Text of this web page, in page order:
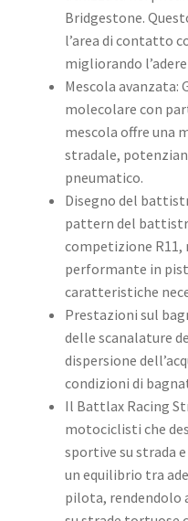
Bridgestone.
l’area di contatto
migliorando
Mescola avanzata:
molecolare con
mescola offre una
stradale,
pneumatico. ​
Disegno del
pattern del
competizione R11,
performante in
caratteristiche
Prestazioni sul
delle scanalature
dispersione
condizioni di
Il Battlax Racing
motociclisti che
sportive su strada
un equilibrio tra
pilota, rendendolo